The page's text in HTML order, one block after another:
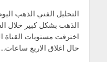
الذهب بشكل كبير خلال
اخترقت مستويات القناة
حال اغلاق الاربع ساعات...